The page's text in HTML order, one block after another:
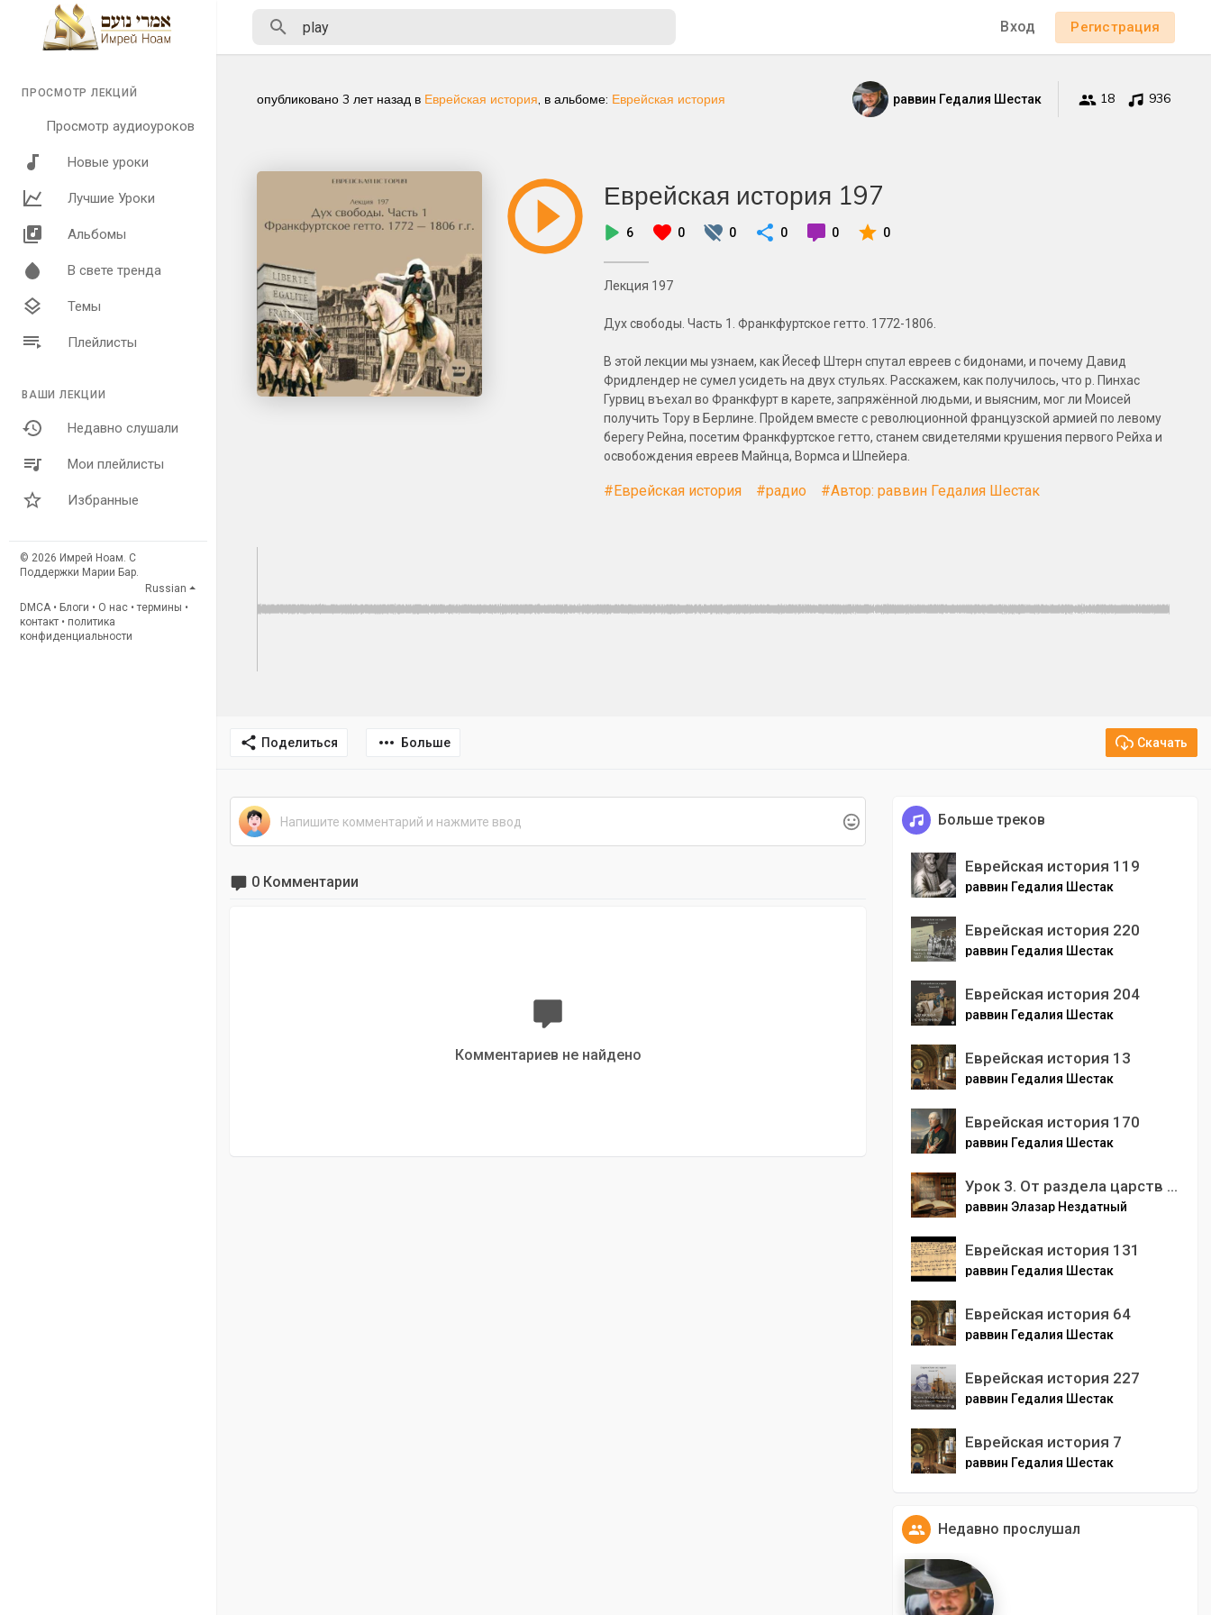
ПРОСМОТР ЛЕКЦИЙ
Просмотр аудиоуроков
Новые уроки
Лучшие Уроки
Альбомы
В свете тренда
Темы
Плейлисты
ВАШИ ЛЕКЦИИ
Недавно слушали
Мои плейлисты
Избранные
© 2026 Имрей Ноам. С
Поддержки Марии Бар.
Russian
DMCA • Блоги • О нас •термины •
контакт • политика
конфиденциальности
Вход Регистрация
опубликовано 3 лет назад в Еврейская история , в альбоме: Еврейская история раввин Гедалия Шестак 18 936
Еврейская история 197
6 0 0 0 0 0
Лекция 197
Дух свободы. Часть 1. Франкфуртское гетто. 1772-1806.
В этой лекции мы узнаем, как Йесеф Штерн спутал евреев с бидонами, и почему Давид
Фридлендер не сумел усидеть на двух стульях. Расскажем, как получилось, что р. Пинхас
Гурвиц въехал во Франкфурт в карете, запряжённой людьми, и выясним, мог ли Моисей
получить Тору в Берлине. Пройдем вместе с революционной французской армией по левому
берегу Рейна, посетим Франкфуртское гетто, станем свидетелями крушения первого Рейха и
освобождения евреев Майнца, Вормса и Шпейера.
#Еврейская история #радио #Автор: раввин Гедалия Шестак
Поделиться Больше Скачать
0 Комментарии
Комментариев не найдено
Больше треков
Еврейская история 119
раввин Гедалия Шестак
Еврейская история 220
раввин Гедалия Шестак
Еврейская история 204
раввин Гедалия Шестак
Еврейская история 13
раввин Гедалия Шестак
Еврейская история 170
раввин Гедалия Шестак
Урок 3. От раздела царств до разрушения второго Храма
раввин Элазар Нездатный
Еврейская история 131
раввин Гедалия Шестак
Еврейская история 64
раввин Гедалия Шестак
Еврейская история 227
раввин Гедалия Шестак
Еврейская история 7
раввин Гедалия Шестак
Недавно прослушал